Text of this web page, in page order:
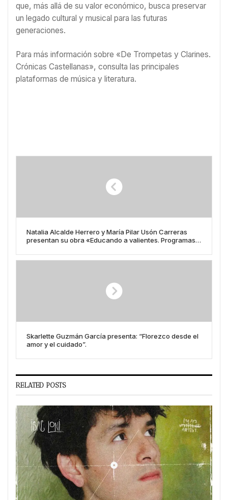
que, más allá de su valor económico, busca preservar
un legado cultural y musical para las futuras
generaciones.
Para más información sobre «De Trompetas y Clarines.
Crónicas Castellanas», consulta las principales
plataformas de música y literatura.
Natalia Alcalde Herrero y María Pilar Usón Carreras
presentan su obra «Educando a valientes. Programas
escolar desde educación infantil hasta educación
Skarlette Guzmán García presenta: “Florezco desde el
amor y el cuidado”.
RELATED POSTS